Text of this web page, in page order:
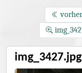
img_3427.jpg